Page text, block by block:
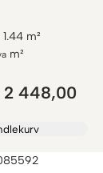
1.44 m²
m²
2 448,00